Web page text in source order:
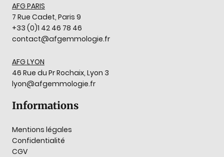
Informations
Mentions légales
Confidentialité
CGV
AFG PARIS
7 Rue Cadet, Paris 9
+33 (0)1 42 46 78 46
contact@afgemmologie.fr
AFG LYON
46 Rue du Pr Rochaix, Lyon 3
lyon@afgemmologie.fr